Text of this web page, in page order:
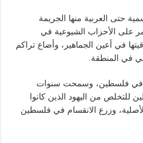
حتى العربية منها الجريمة
على الأحزاب الشيوعية في
في أعين الجماهير، وأضاع تراكم
في المنطقة.
في فلسطين، وسمحت سنوات
للتخلص من اليهود الذين كانوا
الأصلية، وزرع الانقسام في فلسطين